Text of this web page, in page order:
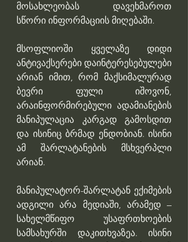
მოსახლეობას დავეხმაროთ
სწორი ინფორმაციის მიღებაში.
მსოფლიოში ყველაზე დიდი
ანტივაქსერები დაინტერესებულები
არიან იმით, რომ მაქსიმალურად
ბევრი ფული იშოვონ,
არაინფორმირებული ადამიანების
მანიპულაცია კარგად გამოსდით
და ისინიც ბრმად ენდობიან. ისინი
ამ შარლატანების მსხვერპლი
არიან.
მანიპულატორ-შარლატან ექიმების
ადგილი არა მედიაში, არამედ –
სახელმწიფო უსაფრთხოების
სამსახურში დაკითხვაზეა. ისინი